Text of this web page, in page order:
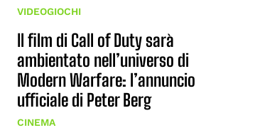
VIDEOGIOCHI
Il film di Call of Duty sarà
ambientato nell’universo di
Modern Warfare: l’annuncio
ufficiale di Peter Berg
CINEMA